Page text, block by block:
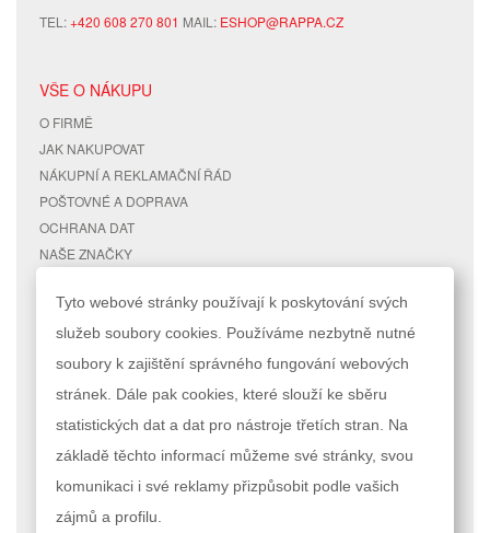
TEL:+420 608 270 801 MAIL: ESHOP@RAPPA.CZ
VŠE O NÁKUPU
O FIRMĚ
JAK NAKUPOVAT
NÁKUPNÍ A REKLAMAČNÍ ŘÁD
POŠTOVNÉ A DOPRAVA
OCHRANA DAT
NAŠE ZNAČKY
RYCHLÉ ODKAZY
MAPA STRÁNEK
VYHLEDÁVANÉ TERMÍNY
POKROČILÉ VYHLEDÁVÁNÍ
ÚČET
MŮJ ÚČET
STAV OBJEDNÁVKY
Podle zákona o evidenci tržeb je prodávající povinen vystavit kupujícímu
účtenku. Zároveň je povinen zaevidovat přijatou tržbu u správce daně
Tyto webové stránky používají k poskytování svých
služeb soubory cookies. Používáme nezbytně nutné
soubory k zajištění správného fungování webových
stránek. Dále pak cookies, které slouží ke sběru
statistických dat a dat pro nástroje třetích stran. Na
základě těchto informací můžeme své stránky, svou
komunikaci i své reklamy přizpůsobit podle vašich
zájmů a profilu.